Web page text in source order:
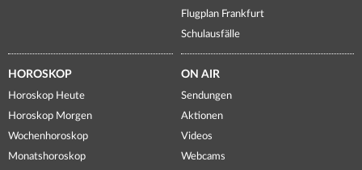
Flugplan Frankfurt
Schulausfälle
HOROSKOP
Horoskop Heute
Horoskop Morgen
Wochenhoroskop
Monatshoroskop
ON AIR
Sendungen
Aktionen
Videos
Webcams